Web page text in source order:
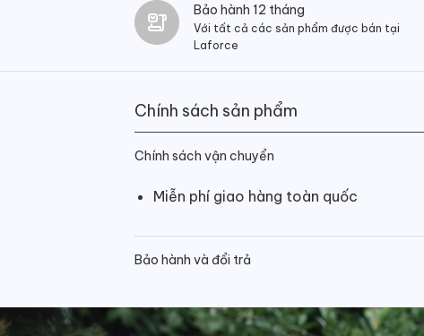
Bảo hành 12 tháng
Với tất cả các sản phẩm được bán tại
Laforce
Chính sách sản phẩm
Chính sách vận chuyển
Miễn phí giao hàng toàn quốc
Bảo hành và đổi trả